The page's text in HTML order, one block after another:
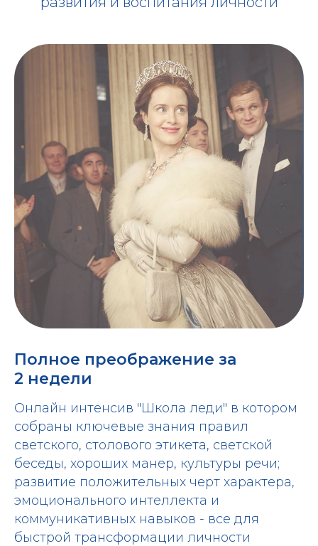
Полное преображение за
2 недели
Онлайн интенсив "Школа леди" в котором
собраны ключевые знания правил
светского, столового этикета, светской
беседы, хороших манер, культуры речи;
развитие положительных черт характера,
эмоционального интеллекта и
коммуникативных навыков - все для
быстрой трансформации личности